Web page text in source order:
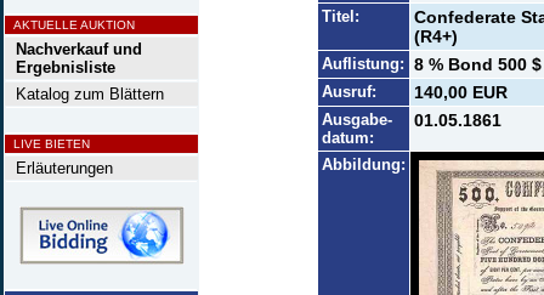
AKTUELLE AUKTION
Nachverkauf und
Ergebnisliste
Katalog zum Blättern
LIVE BIETEN
Erläuterungen
Titel:
Confederate
(R4+)
Auflistung: 8 % Bond 500
Ausruf: 140,00 EUR
Ausgabe-
datum:
01.05.1861
Abbildung: